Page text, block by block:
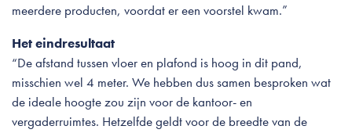
meerdere producten, voordat er een voorstel kwam.”
Het eindresultaat
“De afstand tussen vloer en plafond is hoog in dit pand,
misschien wel 4 meter. We hebben dus samen besproken wat
de ideale hoogte zou zijn voor de kantoor- en
vergaderruimtes. Hetzelfde geldt voor de breedte van de